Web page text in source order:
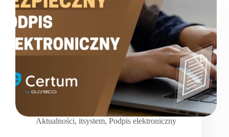
Aktualności, itsystem, Podpis elektroniczny